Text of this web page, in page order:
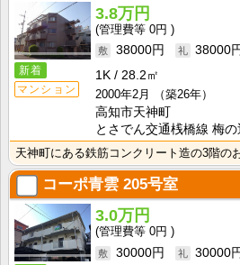
新着
マンション
3.8万円
0円
38000円
38000
1K
28.2㎡
2000年2月
（築26年）
高知市天神町
とさでん交通桟橋線 梅
コーポ青雲 205号室
3.0万円
0円
30000円
30000